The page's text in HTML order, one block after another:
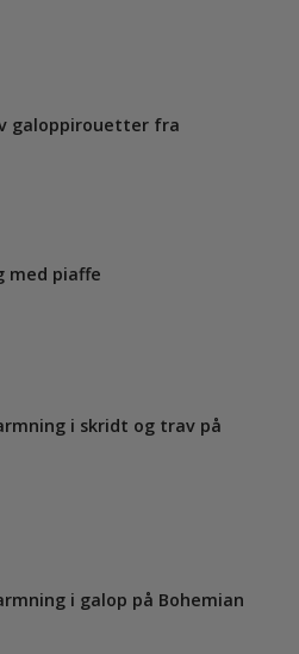
galoppirouetter fra
med piaffe
i skridt og trav på
i galop på Bohemian